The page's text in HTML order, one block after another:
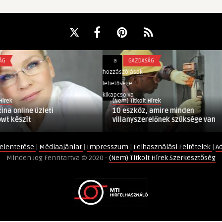
üzleti
eszköz,
amire
minden
villanyszerelőnek
szüksége
hozzászólások
lehetősége
kikapcsolva
GAZDASÁG
(Nem) Titkolt Hírek
10 eszköz, amire minden
villanyszerelőnek szüksége van
| Médiaajánlat | Impresszum | Felhasználási Feltételek |
Minden Jog Fenntartva © 2020 - (Nem) Titkolt Hírek Szerkesztőség